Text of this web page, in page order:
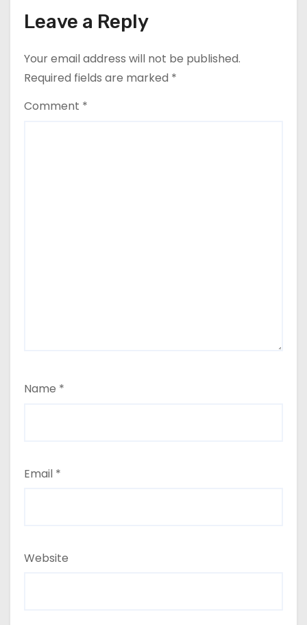
Leave a Reply
Your email address will not be published.
Required fields are marked *
Comment *
Name *
Email *
Website